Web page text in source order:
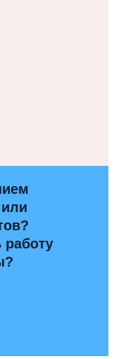
работу